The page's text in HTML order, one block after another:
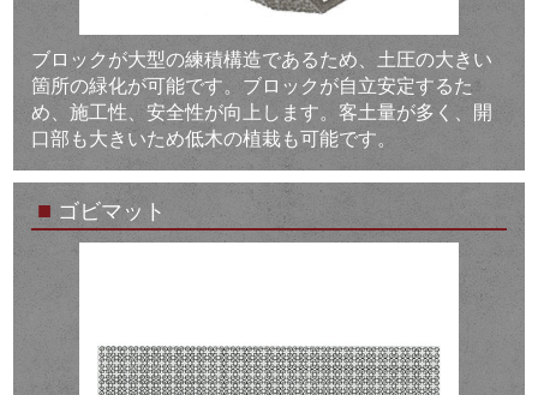
ブロックが大型の練積構造であるため、土圧の大きい
箇所の緑化が可能です。ブロックが自立安定するた
め、施工性、安全性が向上します。客土量が多く、開
口部も大きいため低木の植栽も可能です。
■ ゴビマット